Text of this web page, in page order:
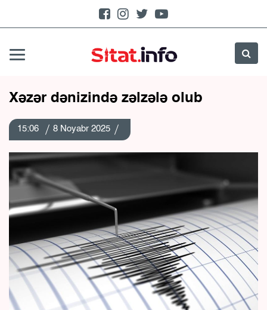
Xəzər dənizində zəlzələ olub
15:06 8 Noyabr 2025